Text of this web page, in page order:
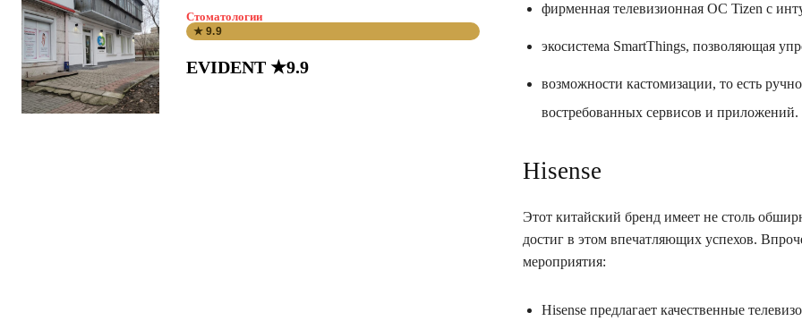
Стоматологии
★ 9.9
EVIDENT ★9.9
фирменная телевизионная ОС Tizen с
экосистема SmartThings, позволяющая
возможности кастомизации, то есть
востребованных сервисов и приложений.
Hisense
Этот китайский бренд имеет не столь
достиг в этом впечатляющих успехов.
мероприятия:
Hisense предлагает качественные